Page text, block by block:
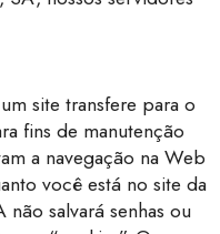
site transfere para o
fins de manutenção
a navegação na Web
você está no site da
salvará senhas ou